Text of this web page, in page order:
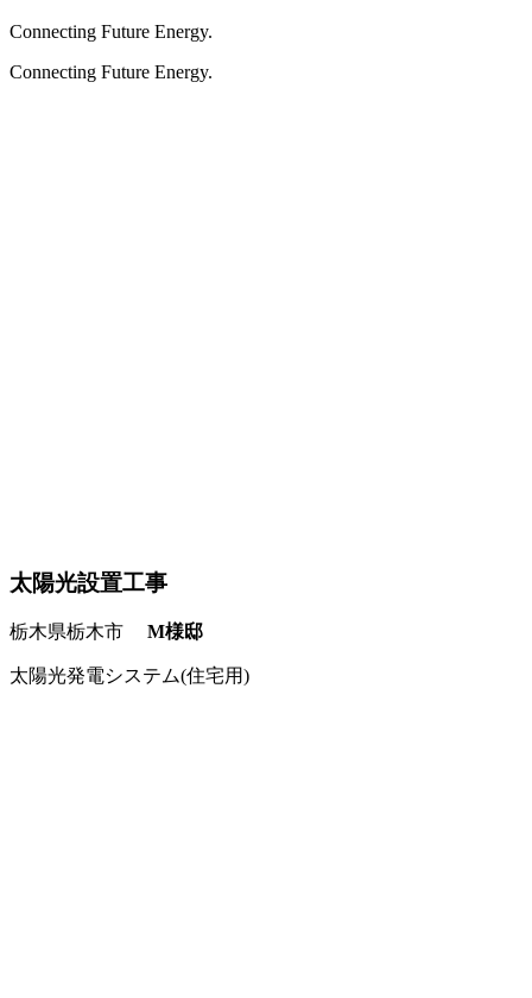
Connecting Future Energy.
Connecting Future Energy.
太陽光設置工事
栃木県栃木市 M様邸
太陽光発電システム(住宅用)